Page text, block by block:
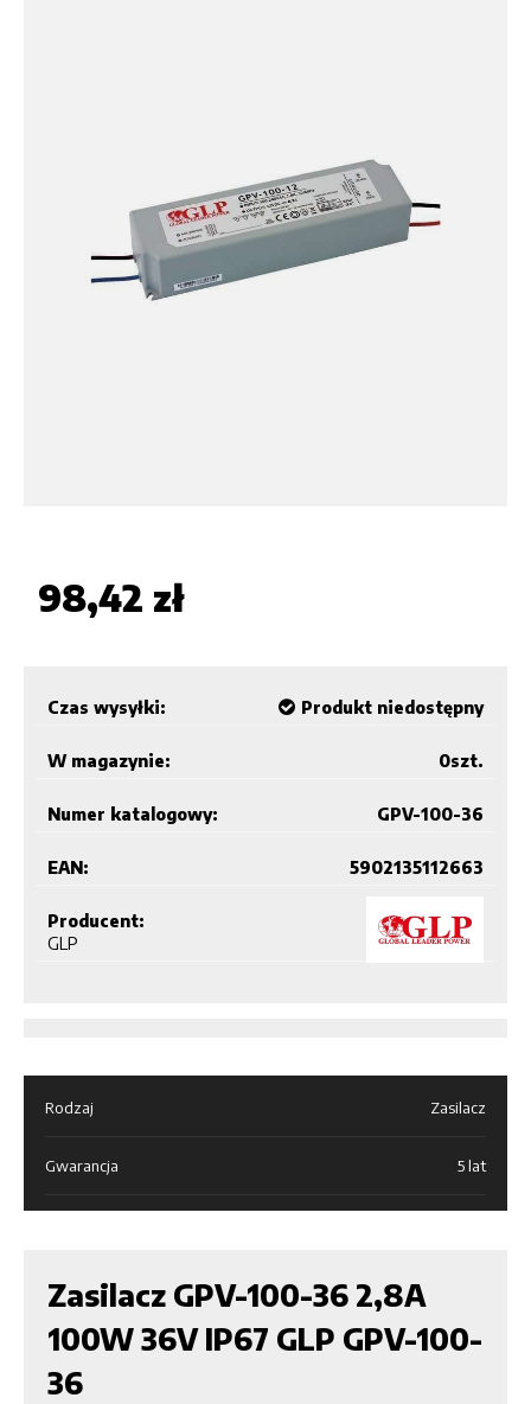
98,42 zł
Czas wysyłki: Produkt niedostępny
W magazynie: szt.
0
Numer katalogowy: GPV-100-36
EAN: 5902135112663
Producent:
GLP
Rodzaj Zasilacz
Gwarancja 5 lat
Zasilacz GPV-100-36 2,8A
100W 36V IP67 GLP GPV-100-
36